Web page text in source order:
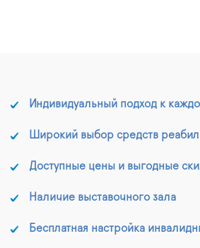
Индивидуальный подход к
Широкий выбор средств
Доступные цены и выгодные
Наличие выставочного зала
Бесплатная настройка